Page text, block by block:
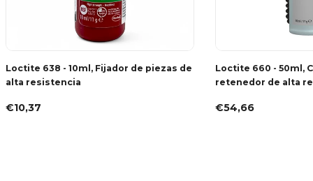
Loctite 638 - 10ml, Fijador de piezas de
alta resistencia
€10,37
Loctite 660 - 50ml,
retenedor de alta
€54,66